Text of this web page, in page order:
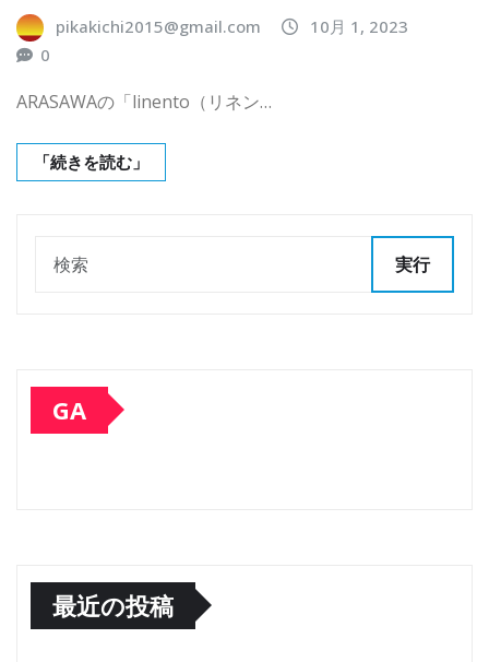
pikakichi2015@gmail.com
10月 1, 2023
0
ARASAWAの「linento（リネン…
「続きを読む」
実行
GA
最近の投稿